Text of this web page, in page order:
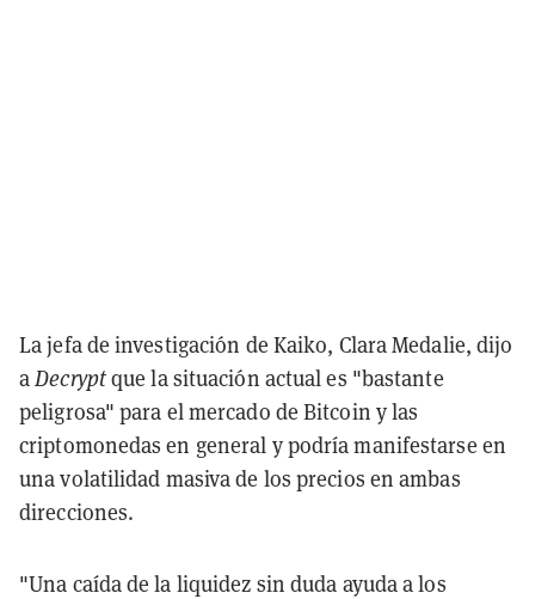
La jefa de investigación de Kaiko, Clara Medalie, dijo
aDecryptque la situación actual es "bastante
peligrosa" para el mercado de Bitcoin y las
criptomonedas en general y podría manifestarse en
una volatilidad masiva de los precios en ambas
direcciones.
"Una caída de la liquidez sin duda ayuda a los